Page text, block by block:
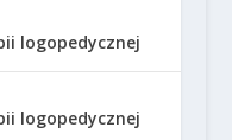
logopedycznej
logopedycznej